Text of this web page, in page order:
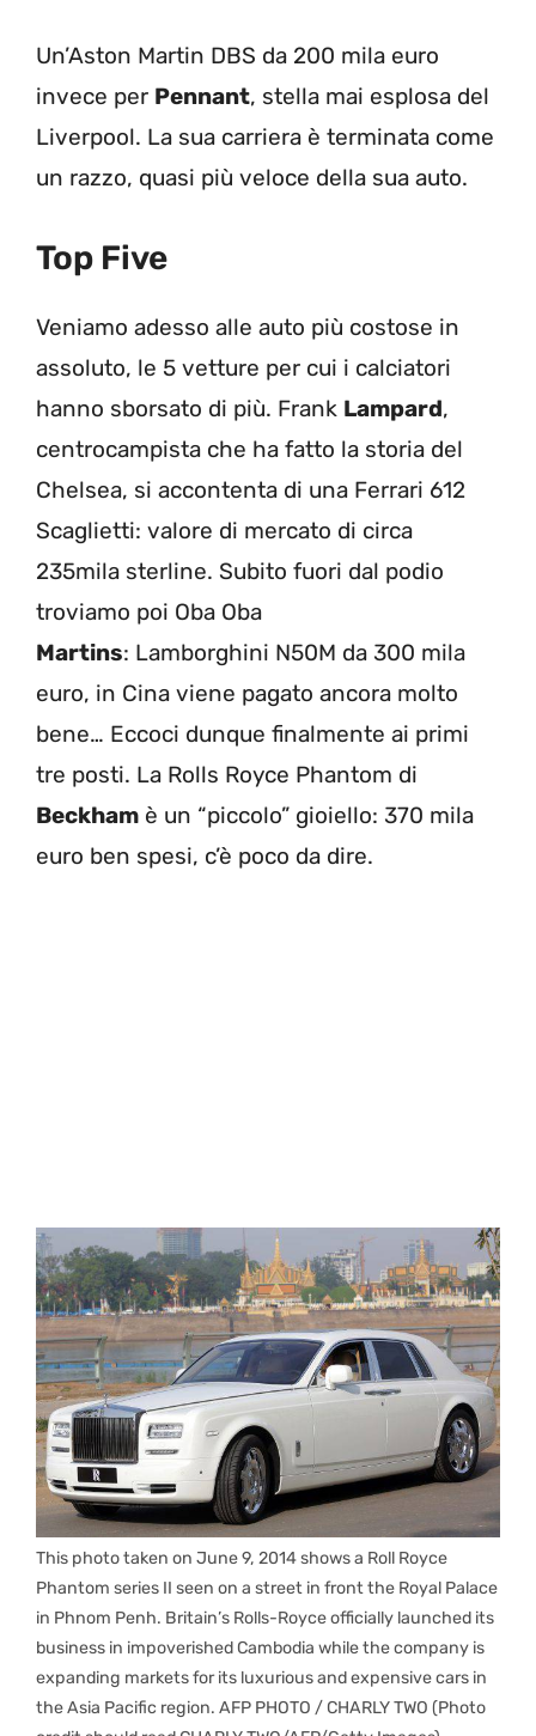
Un’Aston Martin DBS da 200 mila euro
invece per Pennant, stella mai esplosa del
Liverpool. La sua carriera è terminata come
un razzo, quasi più veloce della sua auto.
Top Five
Veniamo adesso alle auto più costose in
assoluto, le 5 vetture per cui i calciatori
hanno sborsato di più. Frank Lampard,
centrocampista che ha fatto la storia del
Chelsea, si accontenta di una Ferrari 612
Scaglietti: valore di mercato di circa
235mila sterline. Subito fuori dal podio
troviamo poi Oba Oba
Martins: Lamborghini N50M da 300 mila
euro, in Cina viene pagato ancora molto
bene… Eccoci dunque finalmente ai primi
tre posti. La Rolls Royce Phantom di
Beckham è un “piccolo” gioiello: 370 mila
euro ben spesi, c’è poco da dire.
This photo taken on June 9, 2014 shows a Roll Royce
Phantom series II seen on a street in front the Royal Palace
in Phnom Penh. Britain’s Rolls-Royce officially launched its
business in impoverished Cambodia while the company is
expanding markets for its luxurious and expensive cars in
the Asia Pacific region. AFP PHOTO / CHARLY TWO (Photo